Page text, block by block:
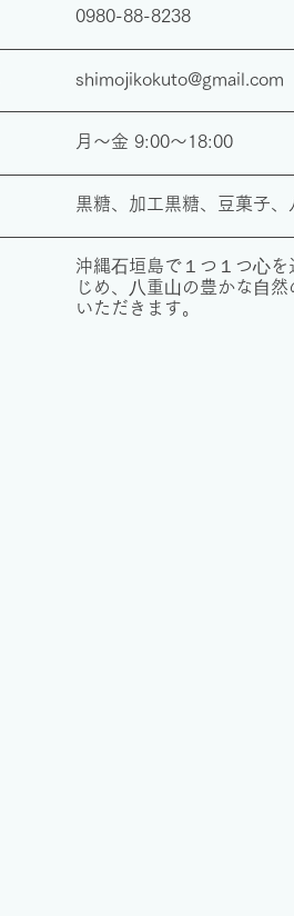
0980-88-8238
shimojikokuto@gmail.com
​月〜金 9:00〜18:00
黒糖、加工黒糖、豆菓子
沖縄⽯垣島で１つ１つ⼼
じめ、⼋重⼭の豊かな⾃
いただきます。